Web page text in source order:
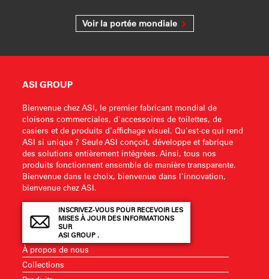
Voir la portée mondiale
ASI GROUP
Bienvenue chez ASI, le premier fabricant mondial de
cloisons commerciales, d'accessoires de toilettes, de
casiers et de produits d'affichage visuel. Qu'est-ce qui rend
ASI si unique ? Seule ASI conçoit, développe et fabrique
des solutions entièrement intégrées. Ainsi, tous nos
produits fonctionnent ensemble de manière transparente.
Bienvenue dans le choix, bienvenue dans l'innovation,
bienvenue chez ASI.
INSCRIVEZ-VOUS POUR RECEVOIR LES
MISES À JOUR DES INFORMATIONS
SUR
ASI GROUP .
À propos de nous
Collections